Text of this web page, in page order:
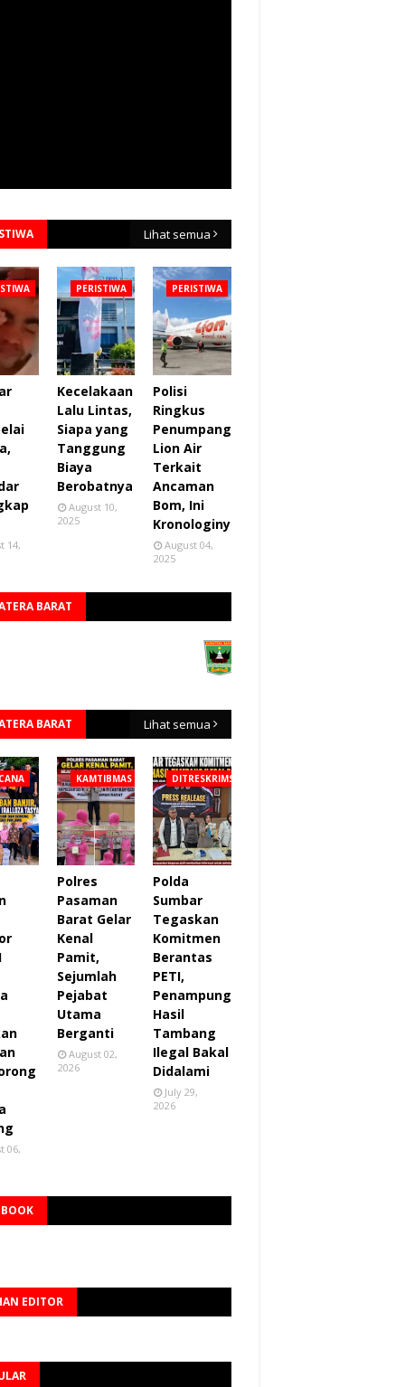
Lihat semua
14,
PERISTIWA
Kecelakaan
Lalu Lintas,
Siapa yang
Tanggung
Biaya
Berobatnya
August 10,
2025
PERISTIWA
Polisi
Ringkus
Penumpang
Lion Air
Terkait
Ancaman
Bom, Ini
Kronologinya
August 04,
2025
BARAT
BARAT Lihat semua
06,
KAMTIBMAS
Polres
Pasaman
Barat Gelar
Kenal
Pamit,
Sejumlah
Pejabat
Utama
Berganti
August 02,
2026
DITRESKRIMSUS
Polda
Sumbar
Tegaskan
Komitmen
Berantas
PETI,
Penampung
Hasil
Tambang
Ilegal Bakal
Didalami
July 29,
2026
EDITOR